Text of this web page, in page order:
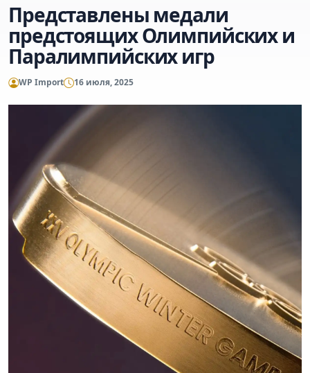
Представлены медали
предстоящих Олимпийских и
Паралимпийских игр
WP Import 16 июля, 2025